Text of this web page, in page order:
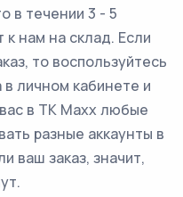
в течении 3 - 5
к нам на склад. Если
то воспользуйтесь
личном кабинете и
в TK Maxx любые
разные аккаунты в
ваш заказ, значит,